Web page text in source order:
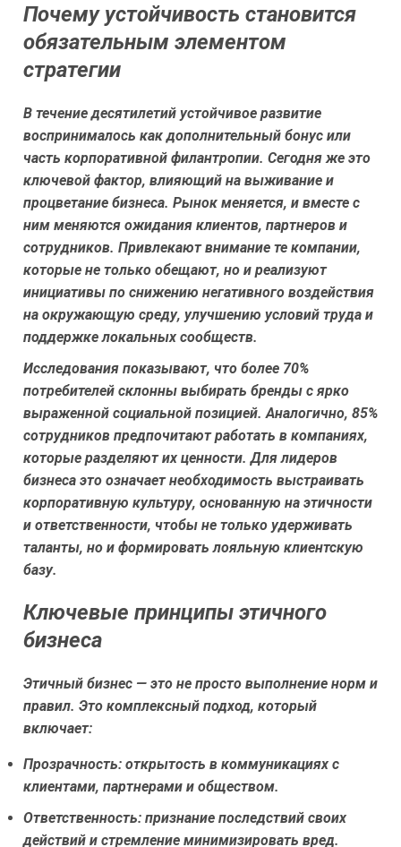
Почему устойчивость становится
обязательным элементом
стратегии
В течение десятилетий устойчивое развитие
воспринималось как дополнительный бонус или
часть корпоративной филантропии. Сегодня же это
ключевой фактор, влияющий на выживание и
процветание бизнеса. Рынок меняется, и вместе с
ним меняются ожидания клиентов, партнеров и
сотрудников. Привлекают внимание те компании,
которые не только обещают, но и реализуют
инициативы по снижению негативного воздействия
на окружающую среду, улучшению условий труда и
поддержке локальных сообществ.
Исследования показывают, что более 70%
потребителей склонны выбирать бренды с ярко
выраженной социальной позицией. Аналогично, 85%
сотрудников предпочитают работать в компаниях,
которые разделяют их ценности. Для лидеров
бизнеса это означает необходимость выстраивать
корпоративную культуру, основанную на этичности
и ответственности, чтобы не только удерживать
таланты, но и формировать лояльную клиентскую
базу.
Ключевые принципы этичного
бизнеса
Этичный бизнес — это не просто выполнение норм и
правил. Это комплексный подход, который
включает:
Прозрачность: открытость в коммуникациях с
клиентами, партнерами и обществом.
Ответственность: признание последствий своих
действий и стремление минимизировать вред.